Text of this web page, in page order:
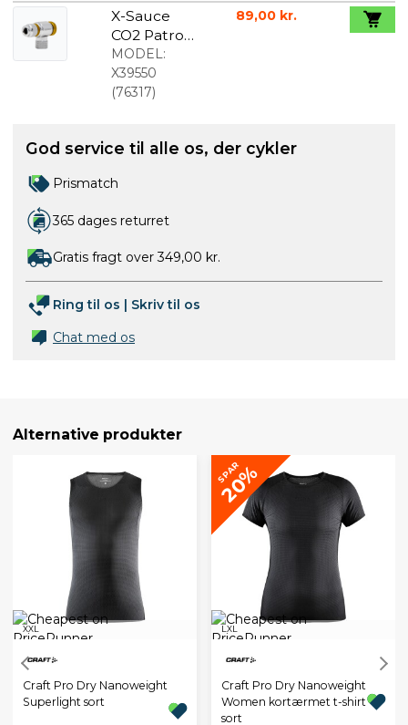
ærmer hvid
X-Sauce
CO2 Patron
Adapter
MODEL:
X39550
(76317)
89,00 kr.
God service til alle os, der cykler
Prismatch
365 dages returret
Gratis fragt over 349,00 kr.
Ring til os | Skriv til os
Chat med os
Alternative produkter
XXL
Craft Pro Dry Nanoweight
Superlight sort
SPAR
20%
L XL
Craft Pro Dry Nanoweight
Women kortærmet t-shirt
sort